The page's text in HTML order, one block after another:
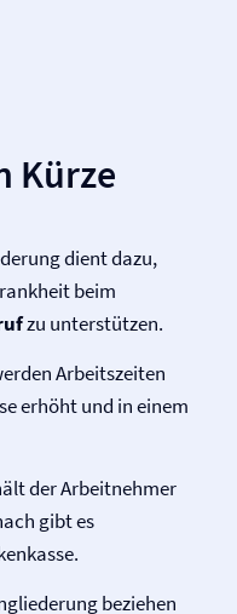
Kürze
dient dazu,
beim
zu unterstützen.
Arbeitszeiten
erhöht und in einem
der Arbeitnehmer
gibt es
beziehen